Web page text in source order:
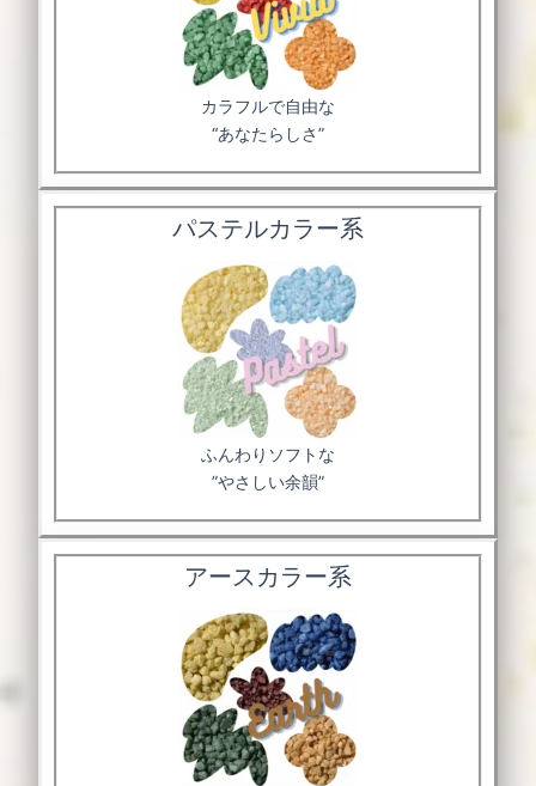
カラフルで自由な
“あなたらしさ”
パステルカラー系
ふんわりソフトな
”やさしい余韻”
アースカラー系